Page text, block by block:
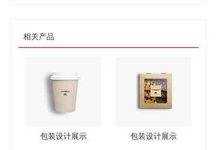
相关产品
包装设计展示 包装设计展示